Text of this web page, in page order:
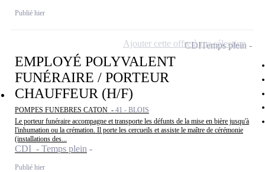
Publié hier
EMPLOYÉ POLYVALENT
FUNÉRAIRE / PORTEUR
CHAUFFEUR (H/F)
POMPES FUNEBRES CATON - 41 - BLOIS
Le porteur funéraire accompagne et transporte les défunts de la mise en bière jusqu'à
l'inhumation ou la crémation. Il porte les cercueils et assiste le maître de cérémonie
(installations des...
CDI - Temps plein
Publié hier
CDITemps plein
Ajouter cette offre à ma sélection